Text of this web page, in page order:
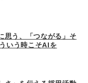
う、「つながる」そ
いう時こそAIを